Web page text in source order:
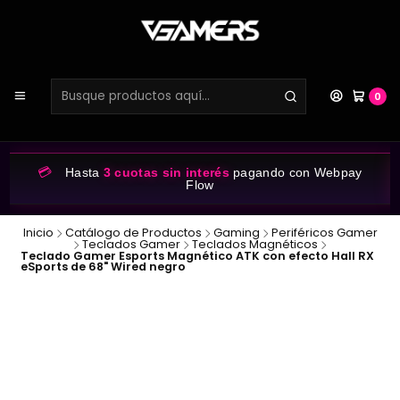
0
💳 Hasta 3 cuotas sin interéspagando con Webpay
Flow
Inicio Catálogo de Productos Gaming Periféricos Gamer
Teclados Gamer Teclados Magnéticos
Teclado Gamer Esports Magnético ATK con efecto Hall RX
eSports de 68" Wired negro